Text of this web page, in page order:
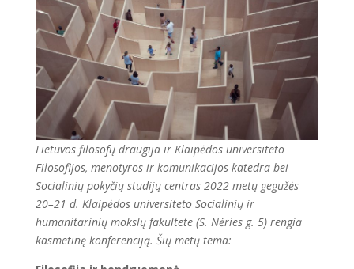
Lietuvos filosofų draugija ir Klaipėdos universiteto
Filosofijos, menotyros ir komunikacijos katedra bei
Socialinių pokyčių studijų centras 2022 metų gegužės
20–21 d. Klaipėdos universiteto Socialinių ir
humanitarinių mokslų fakultete (S. Nėries g. 5) rengia
kasmetinę konferenciją. Šių metų tema: